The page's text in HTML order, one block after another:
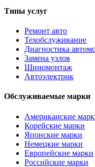
Типы услуг
Ремонт авто
Техобслуживание
Диагностика
Замена узлов
Шиномонтаж
Автоэлектрик
Обслуживаемые марки
Американские
Корейские марки
Японские марки
Немецкие марки
Европейские марки
Российские марки